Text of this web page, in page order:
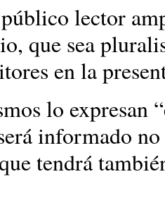
lector
que sea
editores
lo expresan
informado
tendrá